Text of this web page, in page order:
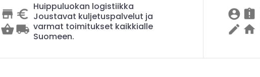
Huippuluokan logistiikka
Joustavat kuljetuspalvelut ja
varmat toimitukset kaikkialle
Suomeen.